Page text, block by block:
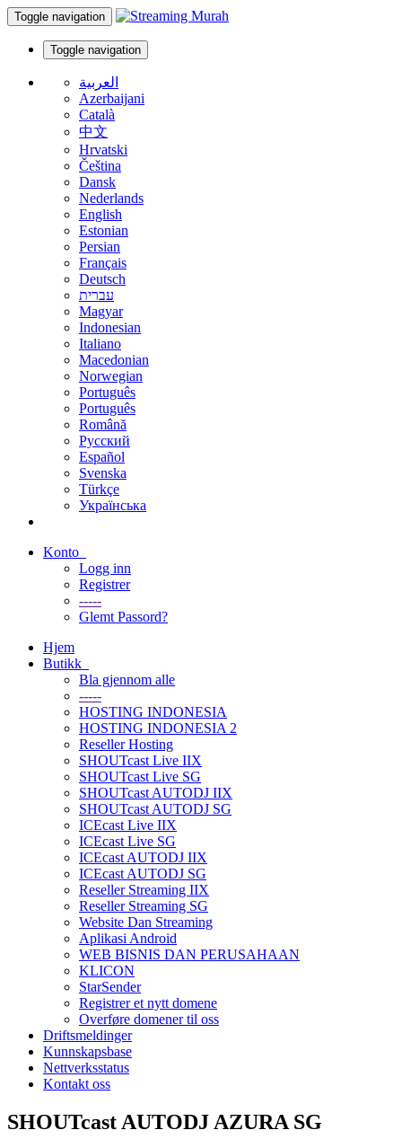
Toggle navigation
Toggle navigation
العربية
Azerbaijani
Català
中文
Hrvatski
Čeština
Dansk
Nederlands
English
Estonian
Persian
Français
Deutsch
עברית
Magyar
Indonesian
Italiano
Macedonian
Norwegian
Português
Português
Română
Русский
Español
Svenska
Türkçe
Українська
Konto
Logg inn
Registrer
-----
Glemt Passord?
Hjem
Butikk
Bla gjennom alle
-----
HOSTING INDONESIA
HOSTING INDONESIA 2
Reseller Hosting
SHOUTcast Live IIX
SHOUTcast Live SG
SHOUTcast AUTODJ IIX
SHOUTcast AUTODJ SG
ICEcast Live IIX
ICEcast Live SG
ICEcast AUTODJ IIX
ICEcast AUTODJ SG
Reseller Streaming IIX
Reseller Streaming SG
Website Dan Streaming
Aplikasi Android
WEB BISNIS DAN PERUSAHAAN
KLICON
StarSender
Registrer et nytt domene
Overføre domener til oss
Driftsmeldinger
Kunnskapsbase
Nettverksstatus
Kontakt oss
SHOUTcast AUTODJ AZURA SG